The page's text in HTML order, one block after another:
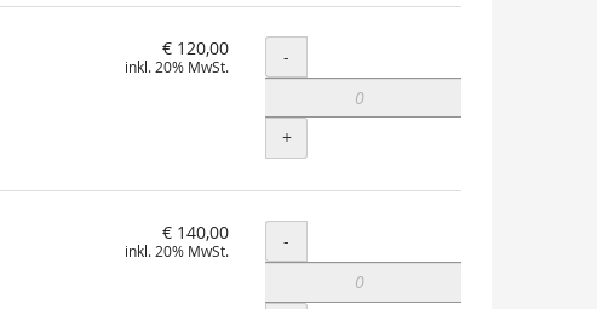
€ 120,00
inkl. 20% MwSt. Menge
-
+
€ 140,00
inkl. 20% MwSt. Menge
-